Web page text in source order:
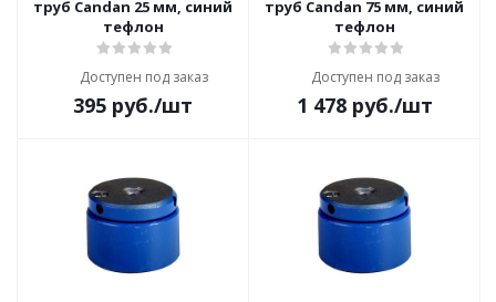
труб Candan 25 мм, синий
тефлон
Доступен под заказ
395 руб./шт
труб Candan 75 мм, синий
тефлон
Доступен под заказ
1 478руб./шт